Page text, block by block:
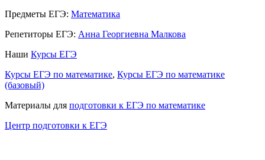
Предметы ЕГЭ: Математика
Репетиторы ЕГЭ: Анна Георгиевна Малкова
Наши Курсы ЕГЭ
Курсы ЕГЭ по математике, Курсы ЕГЭ по математике
(базовый)
Материалы для подготовки к ЕГЭ по математике
Центр подготовки к ЕГЭ